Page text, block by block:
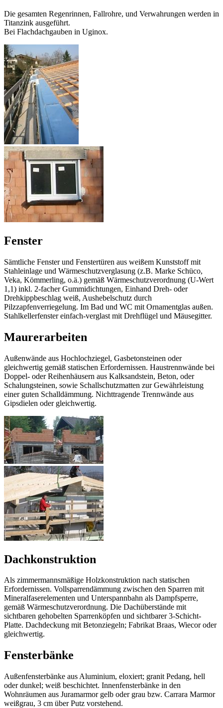
Die gesamten Regenrinnen, Fallrohre, und Verwahrungen werden in
Titanzink ausgeführt.
Bei Flachdachgauben in Uginox.
Fenster
Sämtliche Fenster und Fenstertüren aus weißem Kunststoff mit
Stahleinlage und Wärmeschutzverglasung (z.B. Marke Schüco,
Veka, Kömmerling, o.ä.) gemäß Wärmeschutzverordnung (U-Wert
1,1) inkl. 2-facher Gummidichtungen, Einhand Dreh- oder
Drehkippbeschlag weiß, Aushebelschutz durch
Pilzzapfenverriegelung. Im Bad und WC mit Ornamentglas außen.
Stahlkellerfenster einfach-verglast mit Drehflügel und Mäusegitter.
Maurerarbeiten
Außenwände aus Hochlochziegel, Gasbetonsteinen oder
gleichwertig gemäß statischen Erfordernissen. Haustrennwände bei
Doppel- oder Reihenhäusern aus Kalksandstein, Beton, oder
Schalungsteinen, sowie Schallschutzmatten zur Gewährleistung
einer guten Schalldämmung. Nichttragende Trennwände aus
Gipsdielen oder gleichwertig.
Dachkonstruktion
Als zimmermannsmäßige Holzkonstruktion nach statischen
Erfordernissen. Vollsparrendämmung zwischen den Sparren mit
Mineralfaserelementen und Unterspannbahn als Dampfsperre,
gemäß Wärmeschutzverordnung. Die Dachüberstände mit
sichtbaren gehobelten Sparrenköpfen und sichtbarer 3-Schicht-
Platte. Dachdeckung mit Betonziegeln; Fabrikat Braas, Wiecor oder
gleichwertig.
Fensterbänke
Außenfensterbänke aus Aluminium, eloxiert; granit Pedang, hell
oder dunkel; weiß beschichtet. Innenfensterbänke in den
Wohnräumen aus Juramarmor gelb oder grau bzw. Carrara Marmor
weißgrau, 3 cm über Putz vorstehend.